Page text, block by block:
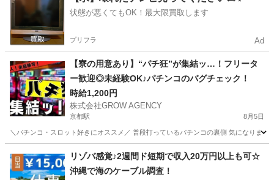
状態が悪くてもOK！最大限買取します
プリフラ Ad
【寮の用意あり】“パチ狂”が集結ッ…！フリータ
ー歓迎◎未経験OK♪パチンコのバグチェック！
時給1,200円
株式会社GROW AGENCY
京都駅 8月5日
＼パチンコ・スロット好きにオススメ／ 普段打っているパチンコの裏側 気になりま
京都駅 工場 レア
リゾバ感覚♪2週間ド短期で収入20万円以上も可☆
沖縄で海のケーブル調査！